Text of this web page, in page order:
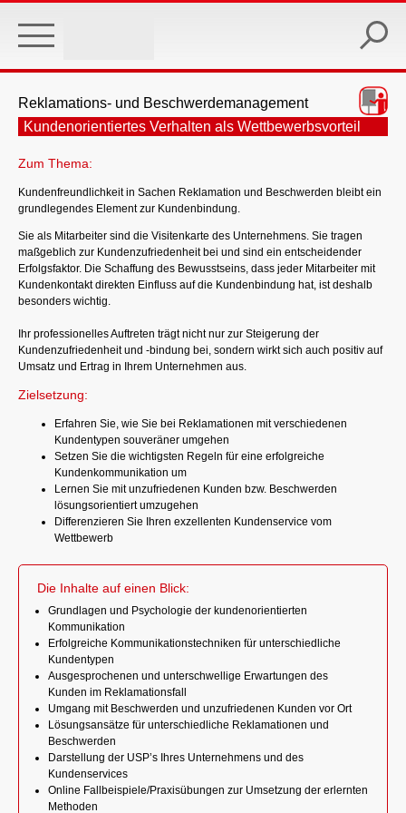
main
Reklamations- und Beschwerdemanagement
Kundenorientiertes Verhalten als Wettbewerbsvorteil
Zum Thema:
Kundenfreundlichkeit in Sachen Reklamation und Beschwerden bleibt ein
grundlegendes Element zur Kundenbindung.
Sie als Mitarbeiter sind die Visitenkarte des Unternehmens. Sie tragen
maßgeblich zur Kundenzufriedenheit bei und sind ein entscheidender
Erfolgsfaktor. Die Schaffung des Bewusstseins, dass jeder Mitarbeiter mit
Kundenkontakt direkten Einfluss auf die Kundenbindung hat, ist deshalb
besonders wichtig.
Ihr professionelles Auftreten trägt nicht nur zur Steigerung der
Kundenzufriedenheit und -bindung bei, sondern wirkt sich auch positiv auf
Umsatz und Ertrag in Ihrem Unternehmen aus.
Zielsetzung:
Erfahren Sie, wie Sie bei Reklamationen mit verschiedenen
Kundentypen souveräner umgehen
Setzen Sie die wichtigsten Regeln für eine erfolgreiche
Kundenkommunikation um
Lernen Sie mit unzufriedenen Kunden bzw. Beschwerden
lösungsorientiert umzugehen
Differenzieren Sie Ihren exzellenten Kundenservice vom
Wettbewerb
Die Inhalte auf einen Blick:
Grundlagen und Psychologie der kundenorientierten
Kommunikation
Erfolgreiche Kommunikationstechniken für unterschiedliche
Kundentypen
Ausgesprochenen und unterschwellige Erwartungen des
Kunden im Reklamationsfall
Umgang mit Beschwerden und unzufriedenen Kunden vor Ort
Lösungsansätze für unterschiedliche Reklamationen und
Beschwerden
Darstellung der USP’s Ihres Unternehmens und des
Kundenservices
Online Fallbeispiele/Praxisübungen zur Umsetzung der erlernten
Methoden